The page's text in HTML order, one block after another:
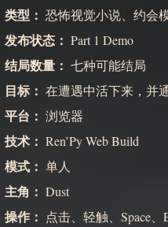
类型： 恐怖视觉小说、约会
发布状态： Part 1 Demo
结局数量： 七种可能结局
目标： 在遭遇中活下来，并
平台： 浏览器
技术： Ren’Py Web Build
模式： 单人
主角： Dust
操作： 点击、轻触、Space、